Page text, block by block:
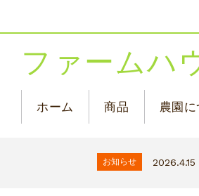
ファームハ
ホーム 商品 農園
お知らせ 2026.4.15